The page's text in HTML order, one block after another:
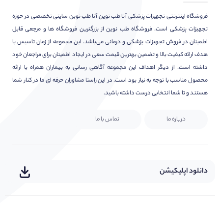
فروشگاه اینترنتی تجهیزات پزشکی آنا طب نوین آنا طب نوین سایتی تخصصی در حوزه
تجهیزات پزشکی است. فروشگاه طب نوین از بزرگترین فروشگاه ها و مرجعی قابل
اطمینان در فروش تجهیزات پزشکی و درمانی می‌باشد. این مجموعه از زمان تاسیس با
هدف ارائه کیفیت بالا و تضمین بهترین قیمت سعی در ایجاد اطمینان برای مراجعان خود
داشته است. از دیگر اهداف این مجموعه آگاهی رسانی به بیماران همراه با ارائه
محصول مناسب با توجه به نیاز بود است. در این راستا مشاوران حرفه ای ما در کنار شما
هستند و تا شما انتخابی درست داشته باشید.
درباره ما تماس با ما
دانلود اپلیکیشن